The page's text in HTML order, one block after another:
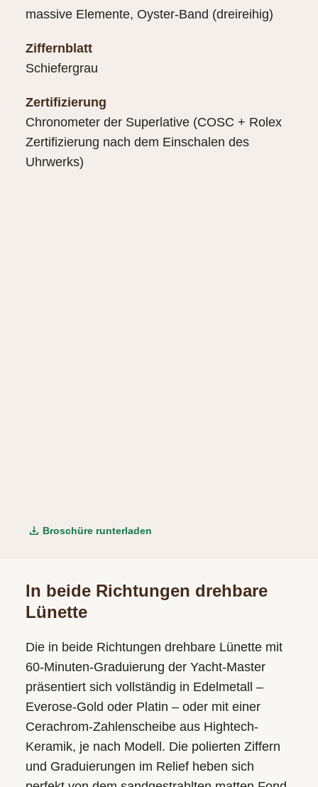
massive Elemente, Oyster-Band (dreireihig)
Ziffernblatt
Schiefergrau
Zertifizierung
Chronometer der Superlative (COSC + Rolex
Zertifizierung nach dem Einschalen des
Uhrwerks)
Broschüre runterladen
In beide Richtungen drehbare
Lünette
Die in beide Richtungen drehbare Lünette mit
60-Minuten-Graduierung der Yacht‑Master
präsentiert sich vollständig in Edelmetall –
Everose-Gold oder Platin – oder mit einer
Cerachrom-Zahlenscheibe aus Hightech-
Keramik, je nach Modell. Die polierten Ziffern
und Graduierungen im Relief heben sich